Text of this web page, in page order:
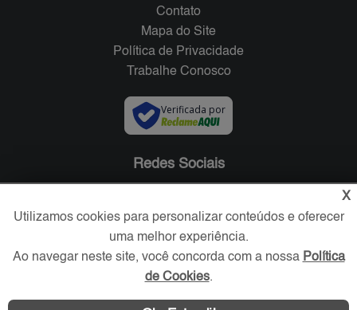
Contato
Mapa do Site
Política de Privacidade
Trabalhe Conosco
Verificada por
Redes Sociais
X
Utilizamos cookies para personalizar conteúdos e oferecer
uma melhor experiência.
Ao navegar neste site, você concorda com a nossa Política
de Cookies.